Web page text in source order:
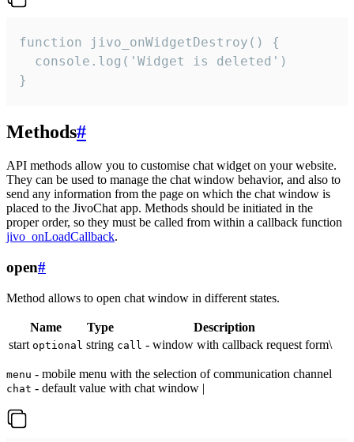
function jivo_onWidgetDestroy() {
  console.log('Widget is deleted')
}
Methods#
API methods allow you to customise chat widget on your website.
They can be used to manage the chat window behavior, and also to
send any information from the page on which the chat window is
placed to the JivoChat app. Methods should be initiated in the
proper order, so they must be called from within a callback function
jivo_onLoadCallback.
open#
Method allows to open chat window in different states.
Name Type
Description
start optional string call - window with callback request form\
menu - mobile menu with the selection of communication channel
chat - default value with chat window |